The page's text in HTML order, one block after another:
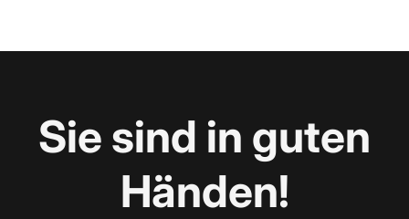
Sie sind in guten
Händen!